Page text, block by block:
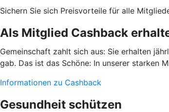
Sichern Sie sich Preisvorteile für alle
Als Mitglied Cashback
Gemeinschaft zahlt sich aus: Sie erhalten
gab. Das ist das Schöne: In unserer starken
Informationen zu Cashback
Gesundheit schützen